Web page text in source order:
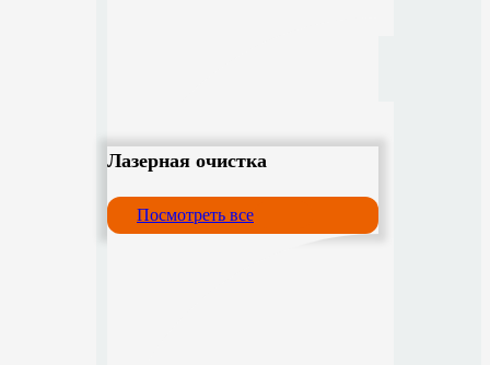
Лазерная очистка
Посмотреть все